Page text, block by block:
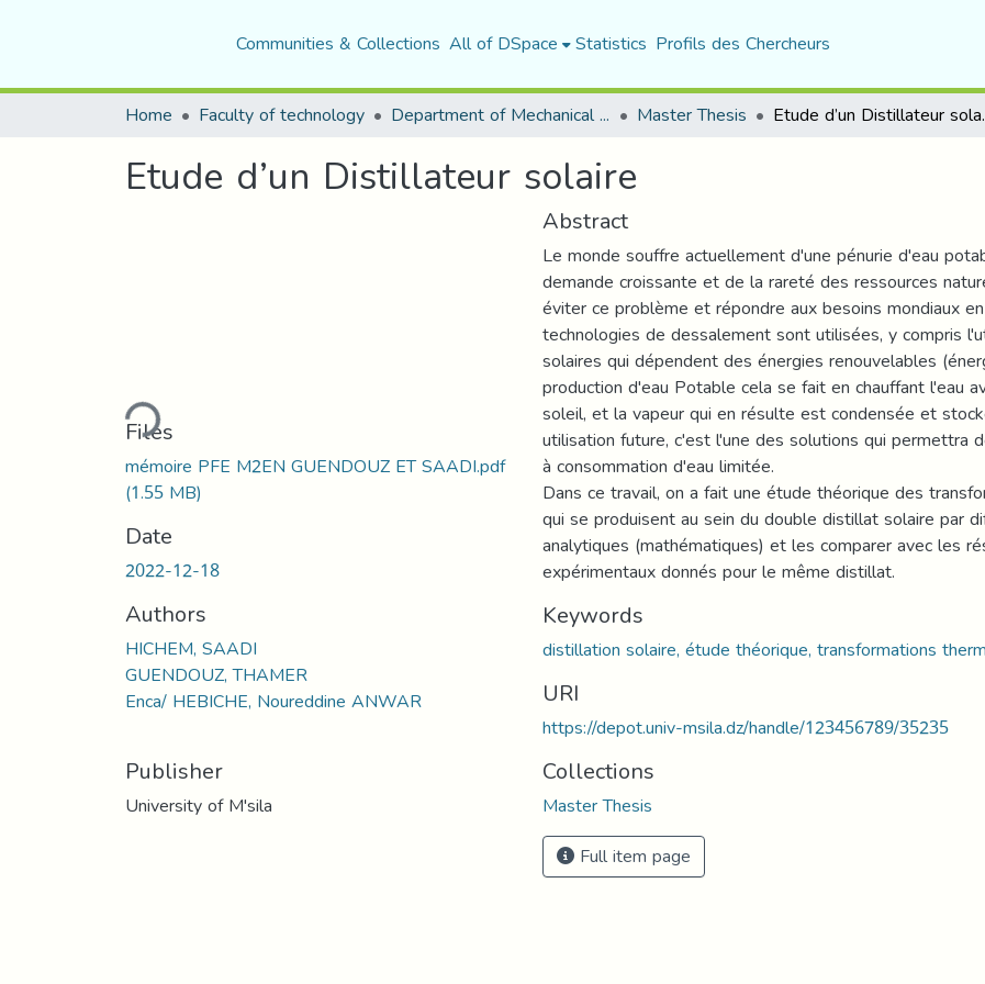
Communities & Collections All of DSpace Statistics Profils des Chercheurs
Home Faculty of technology Department of Mechanical Engineering Master Thesis Etude
Etude d’un Distillateur solaire
Loading...
Files
mémoire PFE M2EN GUENDOUZ ET SAADI.pdf
(1.55 MB)
Date
2022-12-18
Authors
HICHEM, SAADI
GUENDOUZ, THAMER
Enca/ HEBICHE, Noureddine ANWAR
Publisher
University of M'sila
Abstract
Le monde souffre actuellement d'une pénurie d'eau
demande croissante et de la rareté des ressources
éviter ce problème et répondre aux besoins mondiaux
technologies de dessalement sont utilisées, y compris
solaires qui dépendent des énergies renouvelables
production d'eau Potable cela se fait en chauffant l'eau
soleil, et la vapeur qui en résulte est condensée et
utilisation future, c'est l'une des solutions qui permettra
à consommation d'eau limitée.
Dans ce travail, on a fait une étude théorique des
qui se produisent au sein du double distillat solaire par
analytiques (mathématiques) et les comparer avec les
expérimentaux donnés pour le même distillat.
Keywords
distillation solaire, étude théorique, transformations
URI
https://depot.univ-msila.dz/handle/123456789/35235
Collections
Master Thesis
Full item page